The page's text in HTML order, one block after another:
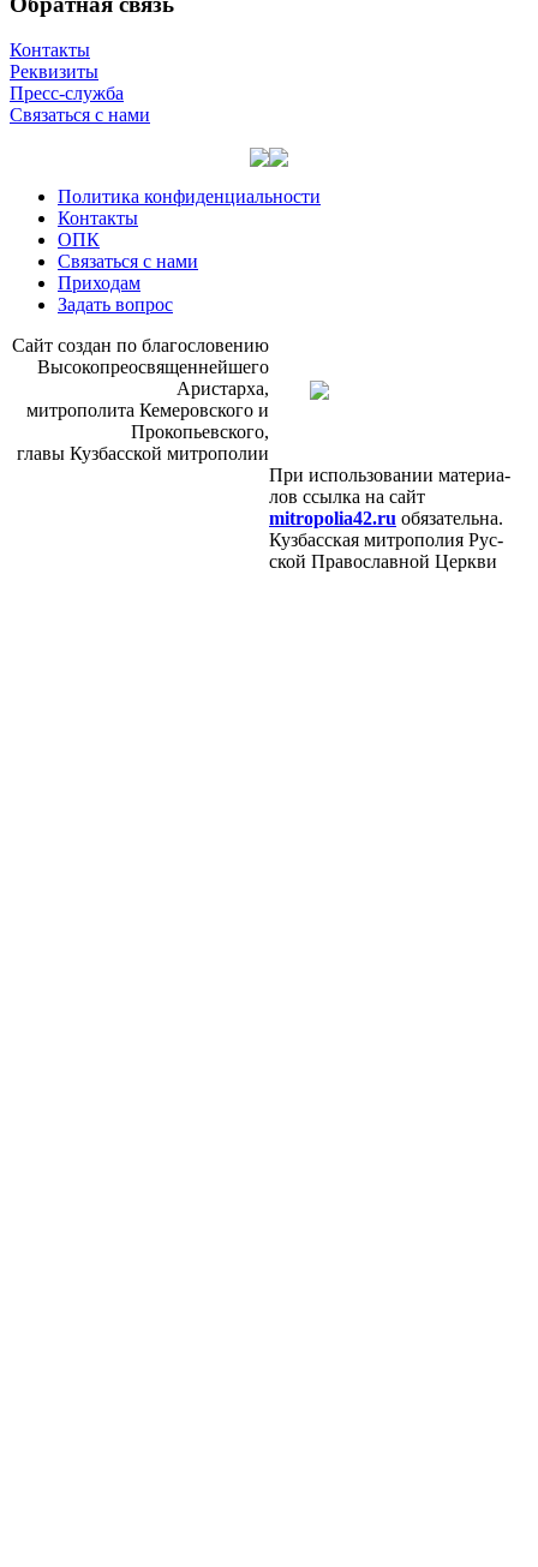
Контакты
Реквизиты
Пресс-служба
Связаться с нами
Политика конфиденциальности
Контакты
ОПК
Связаться с нами
Приходам
Задать вопрос
Сайт со­здан по бла­го­сло­ве­нию
Вы­со­ко­прео­свя­щен­ней­ше­го
Ари­стар­ха,
мит­ро­по­ли­та Ке­ме­ров­ско­го и
Про­ко­пьев­ско­го,
гла­вы Куз­бас­ской мит­ро­по­лии
При ис­поль­зо­ва­нии ма­те­ри­а­
лов ссыл­ка на сайт
mitropolia42.ru обя­за­тель­на.
Куз­бас­ская мит­ро­по­лия Рус­
ской Пра­во­слав­ной Церк­ви